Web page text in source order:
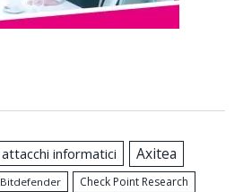
attacchi informatici Axitea
Bitdefender Check Point Research